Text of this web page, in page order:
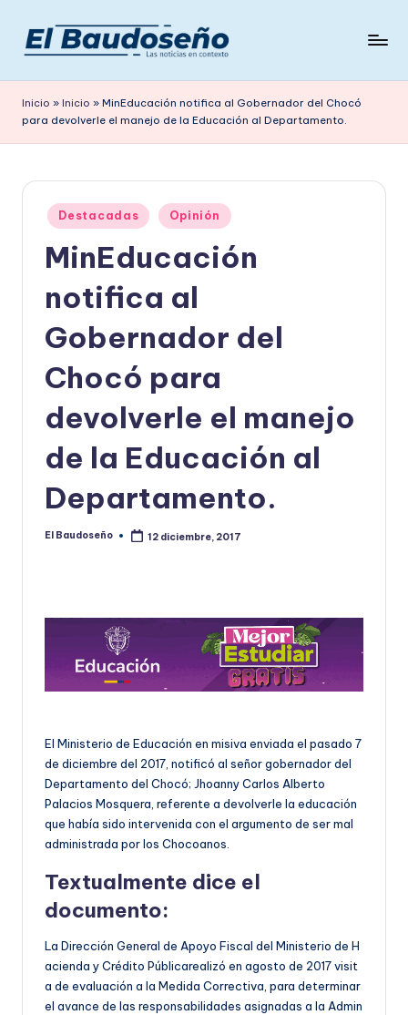
Saltar
contenido
e
ri
d
en
Inicio » Inicio » MinEducación notifica al Gobernador del Chocó
para devolverle el manejo de la Educación al Departamento.
Publicado
en
Destacadas Opinión
MinEducación
notifica al
Gobernador del
Chocó para
devolverle el manejo
de la Educación al
Departamento.
Publicado
El Baudoseño 12 diciembre, 2017
El Ministerio de Educación en misiva enviada el pasado 7
de diciembre del 2017, notificó al señor gobernador del
Departamento del Chocó; Jhoanny Carlos Alberto
Palacios Mosquera, referente a devolverle la educación
que había sido intervenida con el argumento de ser mal
administrada por los Chocoanos.
Textualmente dice el
documento:
La Dirección General de Apoyo Fiscal del Ministerio de H
acienda y Crédito Públicarealizó en agosto de 2017 visit
a de evaluación a la Medida Correctiva, para determinar
el avance de las responsabilidades asignadas a la Admin